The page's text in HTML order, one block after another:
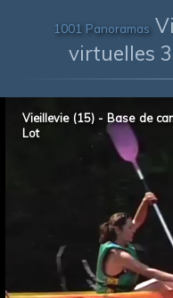
1001 Panoramas
virtuelles
Vieillevie (15) - Base de
Lot